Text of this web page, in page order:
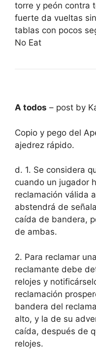
torre y peón contra
fuerte da vueltas
tablas con pocos
No Eat
A todos – post by
Copio y pego del
ajedrez rápido.
d. 1. Se considera
cuando un jugador
reclamación válida
abstendrá de
caída de bandera,
de ambas.
2. Para reclamar
reclamante debe
relojes y
reclamación
bandera del
alto, y la de su
caída, después de
relojes.